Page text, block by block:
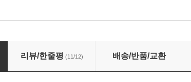
리뷰/한줄평 (11/12) 배송/반품/교환